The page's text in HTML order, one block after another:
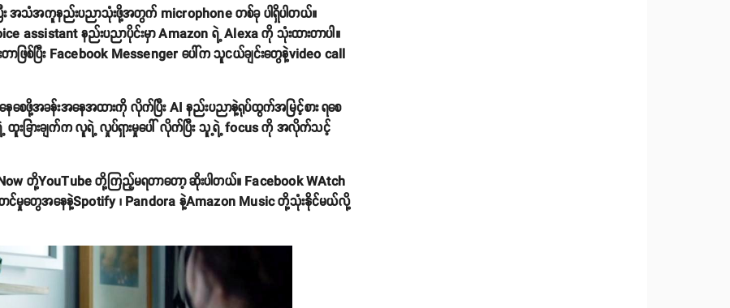
း အသံအကူနည်းပညာသုံးဖို့အတွက် microphone တစ်ခု ပါရှိပါတယ်။
assistant နည်းပညာပိုင်းမှာ Amazon ရဲ့ Alexa ကို သုံးထားတာပါ။
ြစ်ပြီး Facebook Messenger ပေါ်က သူငယ်ချင်းတွေနဲ့video call
ေဖို့အခန်းအနေအထားကို လိုက်ပြီး AI နည်းပညာနဲ့ရုပ်ထွက်အမြင့်စား ရစေ
ထူးခြားချက်က လူရဲ့ လှုပ်ရှားမှုပေါ် လိုက်ပြီး သူ့ရဲ့ focus ကို အလိုက်သင့်
တို့YouTube တို့ကြည့်မရတာတော့ ဆိုးပါတယ်။ Facebook WAtch
ာင်မှုတွေအနေနဲ့Spotify ၊ Pandora နဲ့Amazon Music တို့သုံးနိုင်မယ်လို့